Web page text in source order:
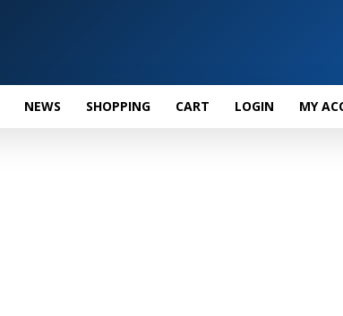
NEWS SHOPPING CART LOGIN MY